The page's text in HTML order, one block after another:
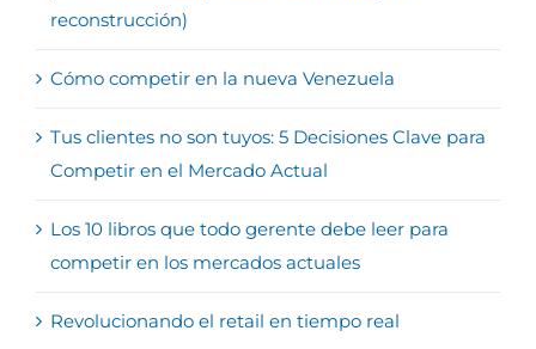
reconstrucción)
Cómo competir en la nueva Venezuela
Tus clientes no son tuyos: 5 Decisiones Clave para
Competir en el Mercado Actual
Los 10 libros que todo gerente debe leer para
competir en los mercados actuales
Revolucionando el retail en tiempo real